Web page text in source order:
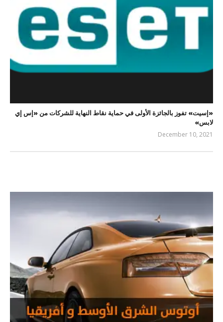
«إسيت» تفوز بالجائزة الأولى في حماية نقاط النهاية للشركات من «إس إي
لابس»
December 10, 2021